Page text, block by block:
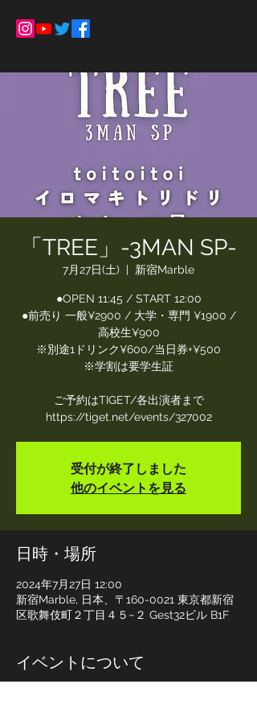
「TREE」-3MAN SP-
7月27日(土)
  |
新宿Marble
●OPEN 11:45 / START 12:00
●前売り 一般¥2900 / 大学・専門 ¥1900 /
高校生¥900
※別途1ドリンク¥600/当日券+¥500
※学割は要学生証
ご予約はTIGET/各出演者まで
https://tiget.net/events/327002
受付が終了しました
他のイベントを見る
日時・場所
2024年7月27日 12:00
新宿Marble, 日本、〒160-0021 東京都新宿
区歌舞伎町２丁目４５−２ Gest32ビル B1F
イベントについて